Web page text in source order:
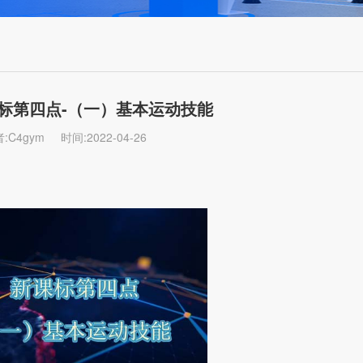
第四点-（一）基本运动技能
:C4gym 时间:2022-04-26